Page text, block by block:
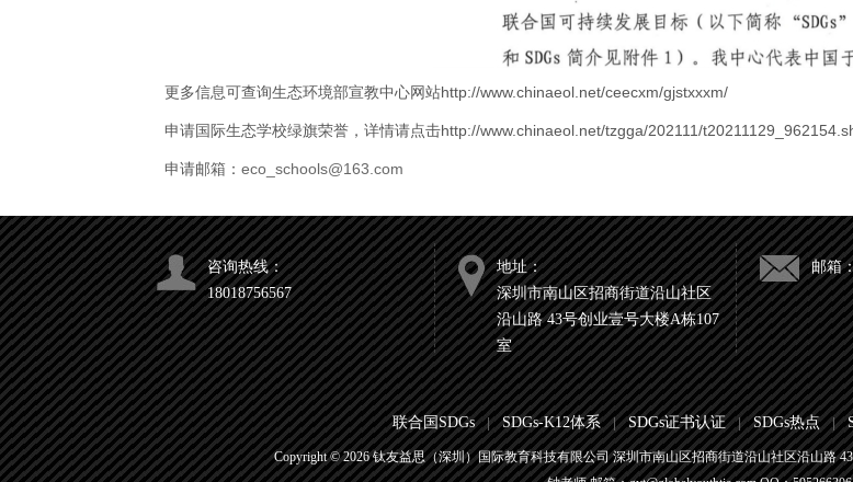
更多信息可查询生态环境部宣教中心网站http://www.chinaeol.net/ceecxm/gjstxxxm/
申请国际生态学校绿旗荣誉，详情请点击http://www.chinaeol.net/tzgga/202111/
申请邮箱： eco_schools@163.com
咨询热线：
18018756567
地址：
深圳市南山区招商街道沿山社区
沿山路 43号创业壹号大楼A栋107
室
邮箱
联合国SDGs | SDGs-K12体系 | SDGs证书认证 | SDGs热点 |
Copyright ©2026钛友益思（深圳）国际教育科技有限公司 深圳市南山区招商街道沿山社区沿山路